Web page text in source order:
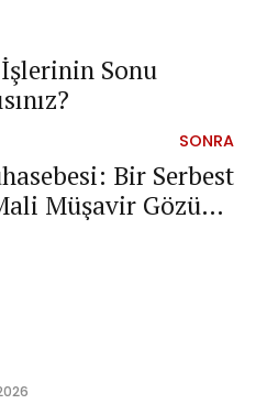
Sonu
SONRA
Bir Serbest
Müşavir Gözüyle